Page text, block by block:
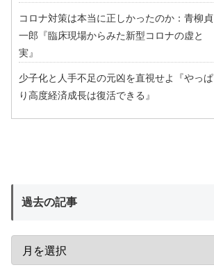
コロナ対策は本当に正しかったのか：青柳貞
一郎『臨床現場からみた新型コロナの虚と
実』
少子化と人手不足の元凶を直視せよ『やっぱ
り高度経済成長は復活できる』
過去の記事